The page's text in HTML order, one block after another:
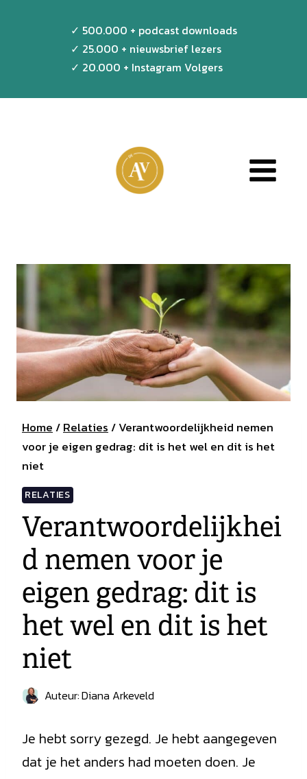
✓ 500.000 + podcast downloads
✓ 25.000 + nieuwsbrief lezers
✓ 20.000 + Instagram Volgers
Home/Relaties/Verantwoordelijkheid nemen
voor je eigen gedrag: dit is het wel en dit is het
niet
RELATIES
Verantwoordelijkhei
d nemen voor je
eigen gedrag: dit is
het wel en dit is het
niet
Auteur:Diana Arkeveld
Je hebt sorry gezegd. Je hebt aangegeven
dat je het anders had moeten doen. Je